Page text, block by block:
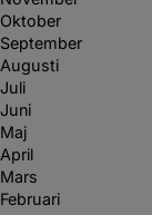
Oktober
September
Augusti
Juli
Juni
Maj
April
Mars
Februari